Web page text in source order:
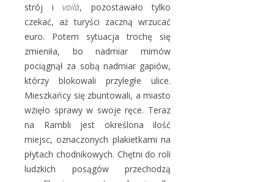
strój i voilà, pozostawało tylko
czekać, aż turyści zaczną wrzucać
euro. Potem sytuacja trochę się
zmieniła, bo nadmiar mimów
pociągnął za sobą nadmiar gapiów,
którzy blokowali przyległe ulice.
Mieszkańcy się zbuntowali, a miasto
wzięło sprawy w swoje ręce. Teraz
na Rambli jest określona ilość
miejsc, oznaczonych plakietkami na
płytach chodnikowych. Chętni do roli
ludzkich posągów przechodzą